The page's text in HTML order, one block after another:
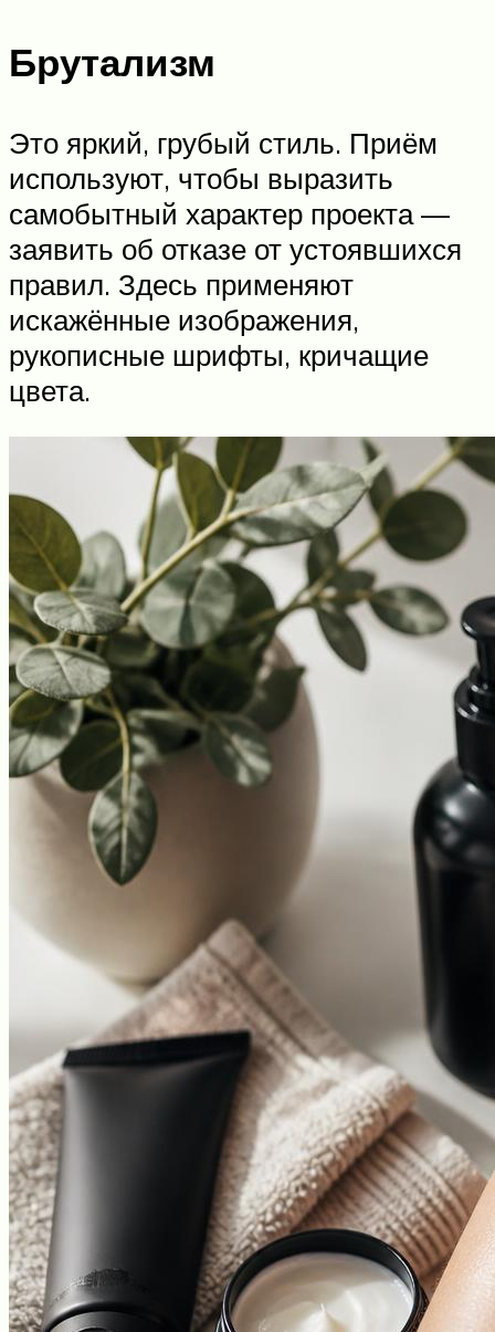
Брутализм
Это яркий, грубый стиль. Приём
используют, чтобы выразить
самобытный характер проекта —
заявить об отказе от устоявшихся
правил. Здесь применяют
искажённые изображения,
рукописные шрифты, кричащие
цвета.